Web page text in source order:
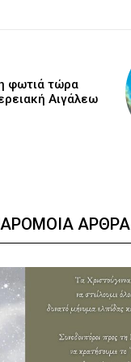
φωτιά τώρα
Αιγάλεω
ΑΡΘΡΑ